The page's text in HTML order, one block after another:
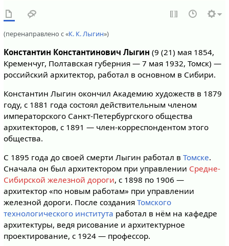
(перенаправлено с «К. К. Лыгин»)
Константин Константинович Лыгин (9 (21) мая 1854,
Кременчуг, Полтавская губерния — 7 мая 1932, Томск) —
российский архитектор, работал в основном в Сибири.
Константин Лыгин окончил Академию художеств в 1879
году, с 1881 года состоял действительным членом
императорского Санкт-Петербургского общества
архитекторов, с 1891 — член-корреспондентом этого
общества.
С 1895 года до своей смерти Лыгин работал в Томске.
Сначала он был архитектором при управлении Средне-
Сибирской железной дороги, с 1898 по 1906 —
архитектор «по новым работам» при управлении
железной дороги. После создания Томского
технологического института работал в нём на кафедре
архитектуры, ведя рисование и архитектурное
проектирование, с 1924 — профессор.